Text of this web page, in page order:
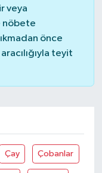
veya
nöbete
önce
teyit
Çay Çobanlar